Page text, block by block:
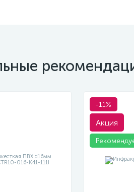
-11%
Акция